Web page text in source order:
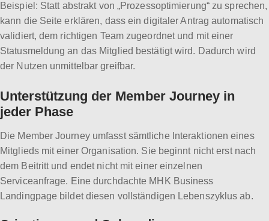
Beispiel: Statt abstrakt von „Prozessoptimierung“ zu sprechen,
kann die Seite erklären, dass ein digitaler Antrag automatisch
validiert, dem richtigen Team zugeordnet und mit einer
Statusmeldung an das Mitglied bestätigt wird. Dadurch wird
der Nutzen unmittelbar greifbar.
Unterstützung der Member Journey in
jeder Phase
Die Member Journey umfasst sämtliche Interaktionen eines
Mitglieds mit einer Organisation. Sie beginnt nicht erst nach
dem Beitritt und endet nicht mit einer einzelnen
Serviceanfrage. Eine durchdachte MHK Business
Landingpage bildet diesen vollständigen Lebenszyklus ab.